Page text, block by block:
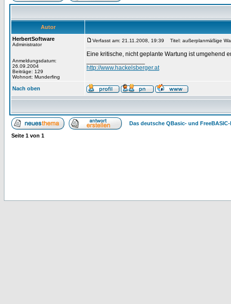
Autor
HerbertSoftware
Administrator
Anmeldungsdatum:
26.09.2004
Beiträge: 129
Wohnort: Munderfing
Verfasst am: 21.11.2008, 19:39 Titel: außerplanmäßige
Eine kritische, nicht geplante Wartung ist umgehend
http://www.hackelsberger.at
Nach oben
Das deutsche QBasic- und
Seite 1 von 1